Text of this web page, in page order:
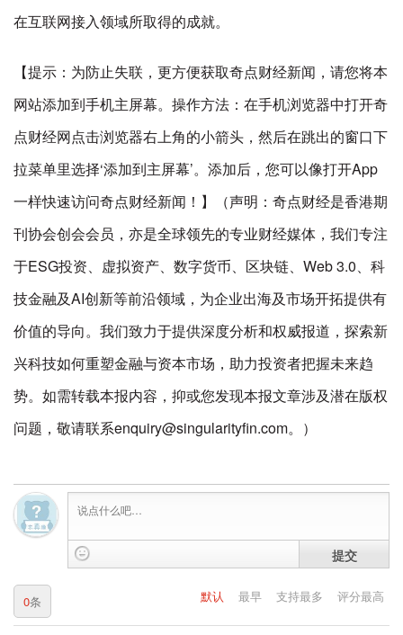
在互联网接入领域所取得的成就。
【提示：为防止失联，更方便获取奇点财经新闻，请您将本
网站添加到手机主屏幕。操作方法：在手机浏览器中打开奇
点财经网点击浏览器右上角的小箭头，然后在跳出的窗口下
拉菜单里选择‘添加到主屏幕’。添加后，您可以像打开App
一样快速访问奇点财经新闻！】（声明：奇点财经是香港期
刊协会创会会员，亦是全球领先的专业财经媒体，我们专注
于ESG投资、虚拟资产、数字货币、区块链、Web 3.0、科
技金融及AI创新等前沿领域，为企业出海及市场开拓提供有
价值的导向。我们致力于提供深度分析和权威报道，探索新
兴科技如何重塑金融与资本市场，助力投资者把握未来趋
势。如需转载本报内容，抑或您发现本报文章涉及潜在版权
问题，敬请联系enquiry@singularityfin.com。）
提交
默认 最早 支持最多 评分最高
0条